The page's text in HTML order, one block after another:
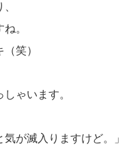
。
笑）
ゃいます。
が滅入りますけど。」